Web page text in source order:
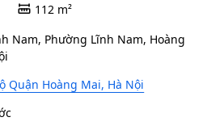
112 m²
Nam, Phường Lĩnh Nam, Hoàng
Quận Hoàng Mai, Hà Nội